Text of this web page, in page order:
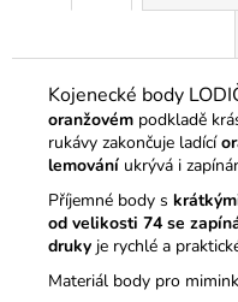
Kojenecké body
oranžovém podkladě
rukávy zakončuje ladící
lemování ukrývá i
Příjemné body s
od velikosti 74 se
druky je rychlé a
Materiál body pro